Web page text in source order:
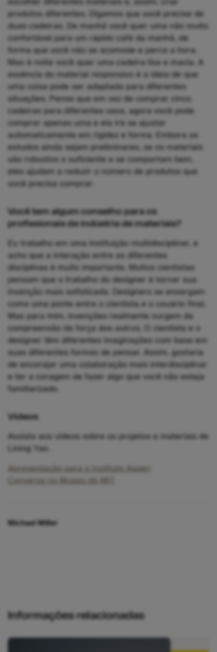
produtos diferentes. Digamos que você precise de
duas cadeiras. De manhã você quer uma não muito
confortável para um rápido café da manhã, de
forma que você não se acomode e perca a hora.
Mas à noite você quer uma cadeira lisa e macia. A
essência do material responsivo é a ideia de que
uma coisa pode ser adaptada para diferentes
situações. Pense que em vez de comprar cinco
cadeiras para diferentes usos, agora você pode
comprar apenas uma e ela irá se ajustar
automaticamente em rigidez e forma. Embora os
estudos ainda sejam preliminares, se os materiais
são robustos o suficiente e se comportam bem,
eles ajudam a reduzir o número de produtos que
você precisa comprar.
Você tem algum conselho para os
profissionais da indústria de materiais?
Eu trabalho em uma instituição multidisciplinar, e
acho que a interação entre as diferentes
disciplinas é muito importante. Muitos cientistas
pensam que o trabalho do designer é tornar sua
invenção mais sofisticada. Designers se enxergam
como uma ponte entre o cientista e o usuário final.
Mas para mim, invenções realmente surgem da
compreensão da força dos outros. O cientista e o
designer têm diferentes imaginações com base em
suas diferentes formas de pensar. Assim, gostaria
de encorajar uma colaboração mais interdisciplinar
e ter a coragem de fazer algo que você não esteja
familiarizado.
Videos
Assista aos vídeos sobre os projetos e materiais de
Lining Yao.
Apresentação para o Instituto Aspen
Conversa no Museu do MIT
Michael Miller
Informações relacionadas